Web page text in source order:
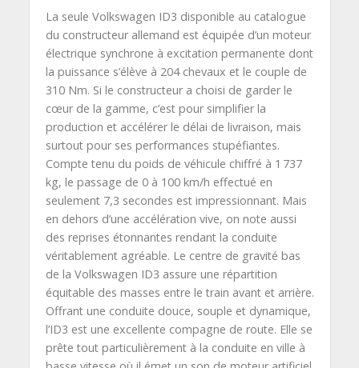
La seule Volkswagen ID3 disponible au catalogue
du constructeur allemand est équipée d’un moteur
électrique synchrone à excitation permanente dont
la puissance s’élève à 204 chevaux et le couple de
310 Nm. Si le constructeur a choisi de garder le
cœur de la gamme, c’est pour simplifier la
production et accélérer le délai de livraison, mais
surtout pour ses performances stupéfiantes.
Compte tenu du poids de véhicule chiffré à 1 737
kg, le passage de 0 à 100 km/h effectué en
seulement 7,3 secondes est impressionnant. Mais
en dehors d’une accélération vive, on note aussi
des reprises étonnantes rendant la conduite
véritablement agréable. Le centre de gravité bas
de la Volkswagen ID3 assure une répartition
équitable des masses entre le train avant et arrière.
Offrant une conduite douce, souple et dynamique,
l’ID3 est une excellente compagne de route. Elle se
prête tout particulièrement à la conduite en ville à